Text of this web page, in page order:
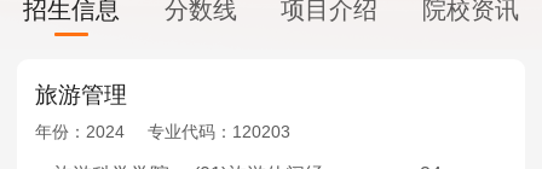
MEM工程管理
考试真题
报考经验
招生信息 分数线 项目介绍 院校资讯
旅游管理
年份： 2024 专业代码： 120203